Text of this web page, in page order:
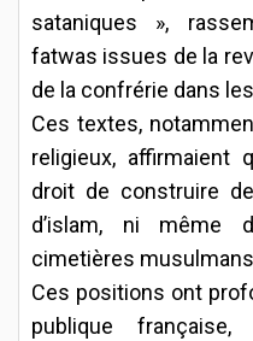
sataniques »,
fatwas issues de la
de la confrérie dans
Ces textes,
religieux, affirmaient
droit de construire
d’islam, ni même
cimetières
Ces positions ont
publique